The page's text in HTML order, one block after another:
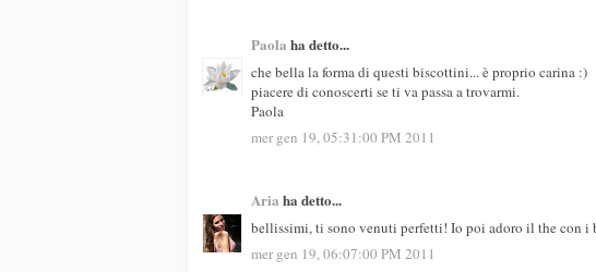
Paola ha detto...
che bella la forma di questi biscottini... è proprio carina :)
piacere di conoscerti se ti va passa a trovarmi.
Paola
mer gen 19, 05:31:00 PM 2011
Aria ha detto...
bellissimi, ti sono venuti perfetti! Io poi adoro il the con i
mer gen 19, 06:07:00 PM 2011